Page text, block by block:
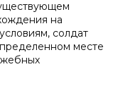
на
солдат
месте